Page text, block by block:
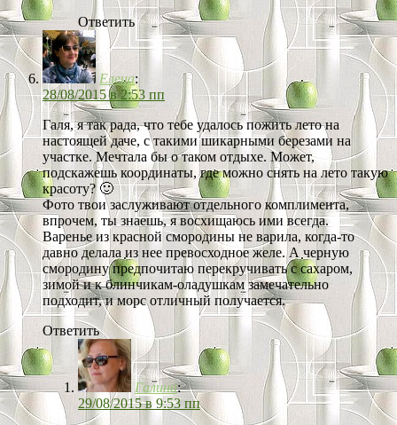
Ответить
Елена:
28/08/2015 в 2:53 пп
Галя, я так рада, что тебе удалось пожить лето на
настоящей даче, с такими шикарными березами на
участке. Мечтала бы о таком отдыхе. Может,
подскажешь координаты, где можно снять на лето такую
красоту? 🙂
Фото твои заслуживают отдельного комплимента,
впрочем, ты знаешь, я восхищаюсь ими всегда.
Варенье из красной смородины не варила, когда-то
давно делала из нее превосходное желе. А черную
смородину предпочитаю перекручивать с сахаром,
зимой и к блинчикам-оладушкам замечательно
подходит, и морс отличный получается.
Ответить
Галина:
29/08/2015 в 9:53 пп